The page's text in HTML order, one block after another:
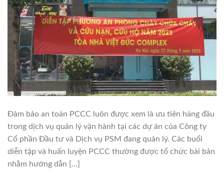
Đảm bảo an toàn PCCC luôn được xem là ưu tiên hàng đầu
trong dịch vụ quản lý vận hành tại các dự án của Công ty
Cổ phần Đầu tư và Dịch vụ PSM đang quản lý. Các buổi
diễn tập và huấn luyện PCCC thường được tổ chức bài bản
nhằm hướng dẫn […]